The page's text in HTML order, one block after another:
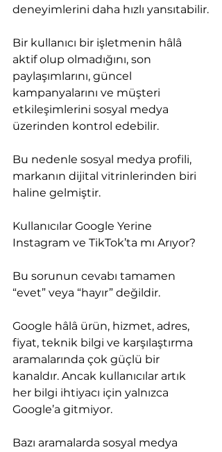
deneyimlerini daha hızlı yansıtabilir.
Bir kullanıcı bir işletmenin hâlâ
aktif olup olmadığını, son
paylaşımlarını, güncel
kampanyalarını ve müşteri
etkileşimlerini sosyal medya
üzerinden kontrol edebilir.
Bu nedenle sosyal medya profili,
markanın dijital vitrinlerinden biri
haline gelmiştir.
Kullanıcılar Google Yerine
Instagram ve TikTok’ta mı Arıyor?
Bu sorunun cevabı tamamen
“evet” veya “hayır” değildir.
Google hâlâ ürün, hizmet, adres,
fiyat, teknik bilgi ve karşılaştırma
aramalarında çok güçlü bir
kanaldır. Ancak kullanıcılar artık
her bilgi ihtiyacı için yalnızca
Google’a gitmiyor.
Bazı aramalarda sosyal medya